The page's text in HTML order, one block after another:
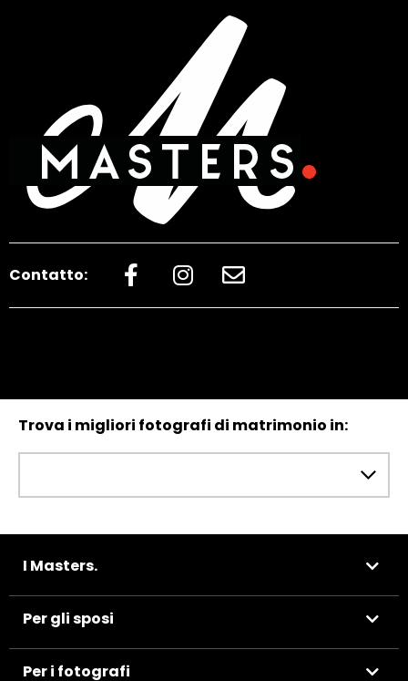
Contatto:
Trova i migliori fotografi di matrimonio in:
I Masters.
Per gli sposi
Per i fotografi